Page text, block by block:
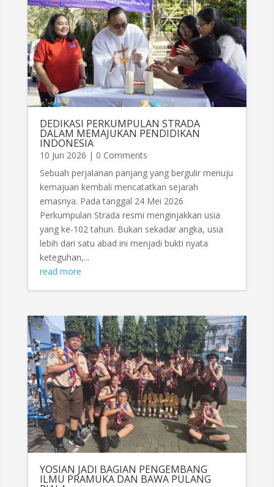
DEDIKASI PERKUMPULAN STRADA
DALAM MEMAJUKAN PENDIDIKAN
INDONESIA
10 Jun 2026 | 0 Comments
Sebuah perjalanan panjang yang bergulir menuju
kemajuan kembali mencatatkan sejarah
emasnya. Pada tanggal 24 Mei 2026
Perkumpulan Strada resmi menginjakkan usia
yang ke-102 tahun. Bukan sekadar angka, usia
lebih dari satu abad ini menjadi bukti nyata
keteguhan,...
read more
YOSIAN JADI BAGIAN PENGEMBANG
ILMU PRAMUKA DAN BAWA PULANG